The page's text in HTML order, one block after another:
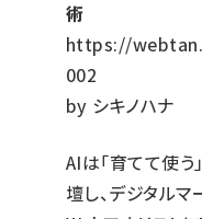
術
https://
002
by シキノハナ
AIは「育てて使
壇し、デジタル